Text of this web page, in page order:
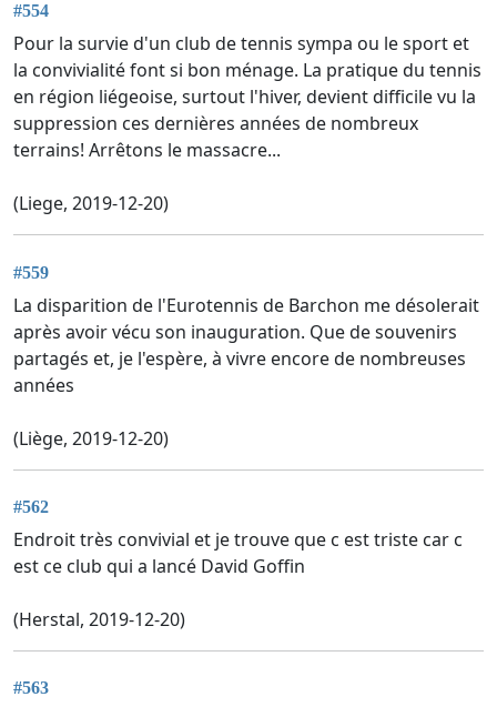
#554
Pour la survie d'un club de tennis sympa ou le sport et
la convivialité font si bon ménage. La pratique du tennis
en région liégeoise, surtout l'hiver, devient difficile vu la
suppression ces dernières années de nombreux
terrains! Arrêtons le massacre...
(Liege, 2019-12-20)
#559
La disparition de l'Eurotennis de Barchon me désolerait
après avoir vécu son inauguration. Que de souvenirs
partagés et, je l'espère, à vivre encore de nombreuses
années
(Liège, 2019-12-20)
#562
Endroit très convivial et je trouve que c est triste car c
est ce club qui a lancé David Goffin
(Herstal, 2019-12-20)
#563